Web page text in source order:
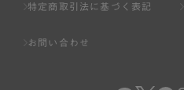
特定商取引法に基づく表記
お問い合わせ